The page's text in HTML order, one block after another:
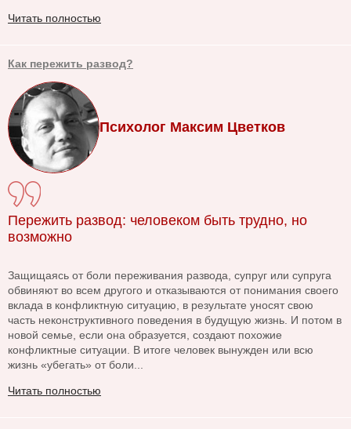
Читать полностью
Как пережить развод?
Психолог Максим Цветков
Пережить развод: человеком быть трудно, но
возможно
Защищаясь от боли переживания развода, супруг или супруга
обвиняют во всем другого и отказываются от понимания своего
вклада в конфликтную ситуацию, в результате уносят свою
часть неконструктивного поведения в будущую жизнь. И потом в
новой семье, если она образуется, создают похожие
конфликтные ситуации. В итоге человек вынужден или всю
жизнь «убегать» от боли...
Читать полностью